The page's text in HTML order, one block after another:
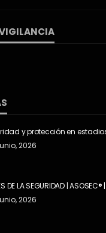
y protección en
2026
DE LA SEGURIDAD | ASOSEC®
2026